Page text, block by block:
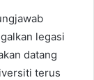
legasi
datang
terus